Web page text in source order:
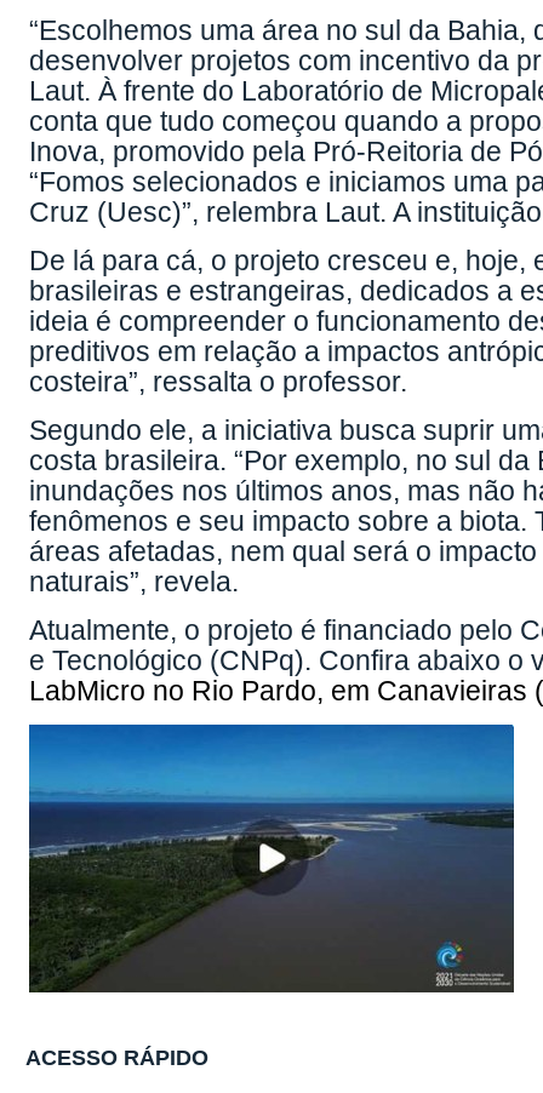
“Escolhemos uma área no sul da
desenvolver projetos com incentivo da
Laut. À frente do Laboratório de
conta que tudo começou quando a
Inova, promovido pela Pró-Reitoria de
“Fomos selecionados e iniciamos uma
Cruz (Uesc)”, relembra Laut. A
De lá para cá, o projeto cresceu e,
brasileiras e estrangeiras, dedicados a
ideia é compreender o funcionamento
preditivos em relação a impactos
costeira”, ressalta o professor.
Segundo ele, a iniciativa busca suprir
costa brasileira. “Por exemplo, no sul
inundações nos últimos anos, mas não
fenômenos e seu impacto sobre a
áreas afetadas, nem qual será o
naturais”, revela.
Atualmente, o projeto é financiado pelo
e Tecnológico (CNPq). Confira abaixo o
LabMicro no Rio Pardo, em Canavieiras
ACESSO RÁPIDO